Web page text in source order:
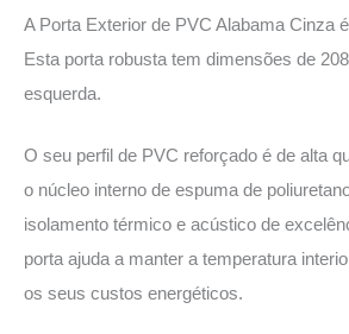
A Porta Exterior de PVC Alabama Cinza
Esta porta robusta tem dimensões de
esquerda.
O seu perfil de PVC reforçado é de alta
o núcleo interno de espuma de
isolamento térmico e acústico de
porta ajuda a manter a temperatura
os seus custos energéticos.